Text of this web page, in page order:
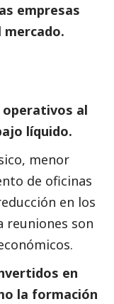
empresas
operativos al
líquido.
menor
de oficinas
en los
reuniones son
en
la formación